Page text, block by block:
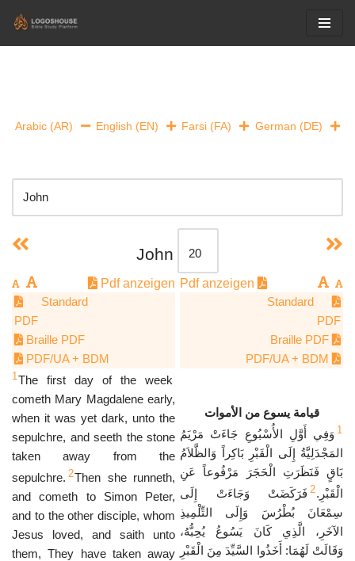
Arabic (AR) English (EN) Farsi (FA) German (DE)
John
Pdf anzeigen
Standard
PDF
Braille PDF
PDF/UA + BDM
1The first day of the week
cometh Mary Magdalene early,
when it was yet dark, unto the
sepulchre, and seeth the stone
taken away from the
sepulchre. 2Then she runneth,
and cometh to Simon Peter,
and to the other disciple, whom
Jesus loved, and saith unto
them, They have taken away
Standard
PDF
قيامة يسوع من الأموات
1 وَفِي أَوَّلِ الأُسْبُوعِ جَاءَتْ مَرْيَمُ
المَجْدَلِيَّةُ إِلَى الْقَبْرِ بَاكِراً وَالظَّلاَمُ
بَاقٍ فَنَظَرَتِ الْحَجَرَ مَرْفُوعاً عَنِ
الْقَبْرِ.2 فَرَكَضَتْ وَجَاءَتْ إِلَى
سِمْعَانَ بُطْرُسَ وَإِلَى التِّلْمِيذِ
الآخَرِ، الَّذِي كَانَ يَسُوعُ يُحِبُّهُ،
وَقَالَتْ لَهُمَا: أَخَذُوا السَّيِّدَ مِنَ الْقَبْرِ